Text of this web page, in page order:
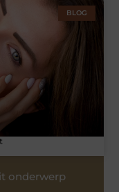
BLOG
onderwerp